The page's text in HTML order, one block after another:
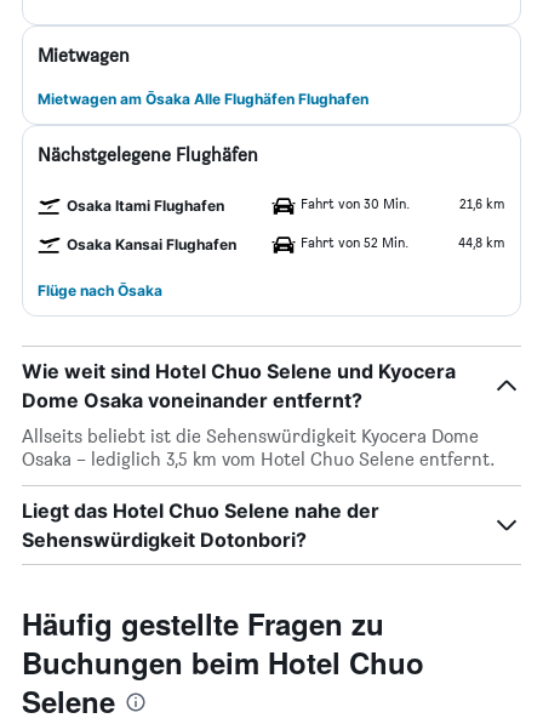
Mietwagen
Mietwagen am Ōsaka Alle Flughäfen Flughafen
Nächstgelegene Flughäfen
Osaka Itami Flughafen Fahrt von 30 Min. 21,6 km
Osaka Kansai Flughafen Fahrt von 52 Min. 44,8 km
Flüge nach Ōsaka
Wie weit sind Hotel Chuo Selene und Kyocera
Dome Osaka voneinander entfernt?
Allseits beliebt ist die Sehenswürdigkeit Kyocera Dome
Osaka – lediglich 3,5 km vom Hotel Chuo Selene entfernt.
Liegt das Hotel Chuo Selene nahe der
Sehenswürdigkeit Dotonbori?
Häufig gestellte Fragen zu
Buchungen beim Hotel Chuo
Selene